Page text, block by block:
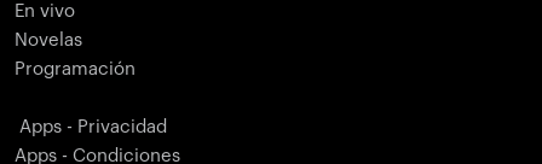
En vivo
Novelas
Programación
Apps - Privacidad
Apps - Condiciones